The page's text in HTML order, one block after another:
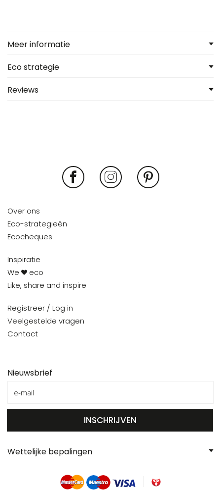
Meer informatie
Eco strategie
Reviews
Over ons
Eco-strategieën
Ecocheques
Inspiratie
We
eco
Like, share and inspire
Registreer / Log in
Veelgestelde vragen
Contact
Nieuwsbrief
INSCHRIJVEN
Wettelijke bepalingen